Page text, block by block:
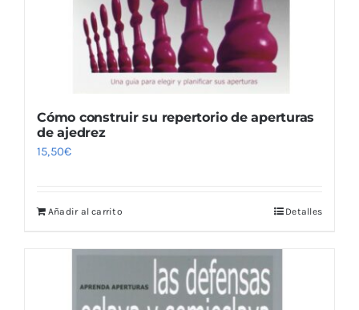
Cómo construir su repertorio de aperturas
de ajedrez
15,50€
Añadir al carrito Detalles